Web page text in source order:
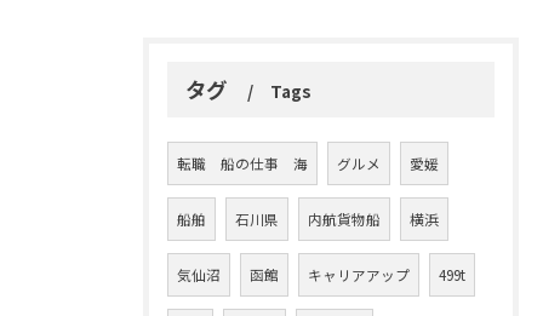
タグ Tags
転職 船の仕事 海 グルメ 愛媛
船舶 石川県 内航貨物船 横浜
気仙沼 函館 キャリアアップ 499t